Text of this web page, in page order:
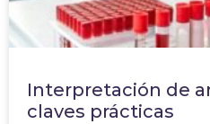
Interpretación de
claves prácticas